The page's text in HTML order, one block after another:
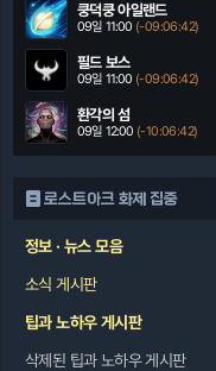
쿵덕쿵 아일랜드
09일 11:00 (-09:06:41)
필드 보스
09일 11:00 (-09:06:41)
환각의 섬
09일 12:00 (-10:06:41)
로스트아크 화제 집중
정보 · 뉴스 모음
소식 게시판
팁과 노하우 게시판
삭제된 팁과 노하우 게시판